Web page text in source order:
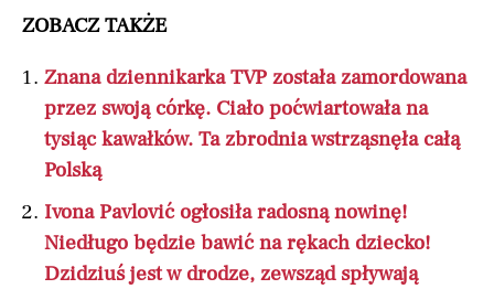
ZOBACZ TAKŻE
Znana dziennikarka TVP została zamordowana
przez swoją córkę. Ciało poćwiartowała na
tysiąc kawałków. Ta zbrodnia wstrząsnęła całą
Polską
Ivona Pavlović ogłosiła radosną nowinę!
Niedługo będzie bawić na rękach dziecko!
Dzidziuś jest w drodze, zewsząd spływają